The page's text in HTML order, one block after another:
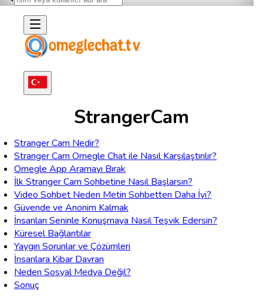
StrangerCam
Stranger Cam Nedir?
Stranger Cam Omegle Chat ile Nasıl Karşılaştırılır?
Omegle App Aramayı Bırak
İlk Stranger Cam Sohbetine Nasıl Başlarsın?
Video Sohbet Neden Metin Sohbetten Daha İyi?
Güvende ve Anonim Kalmak
İnsanları Seninle Konuşmaya Nasıl Teşvik Edersin?
Küresel Bağlantılar
Yaygın Sorunlar ve Çözümleri
İnsanlara Kibar Davran
Neden Sosyal Medya Değil?
Sonuç